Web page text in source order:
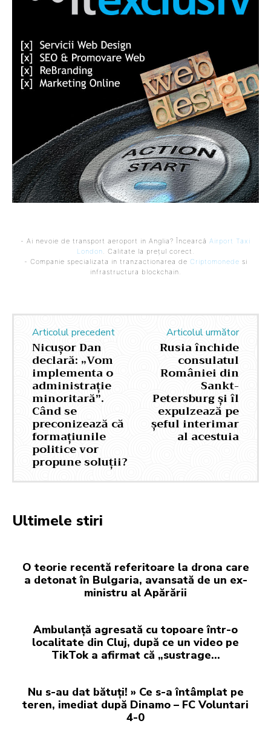
- Ai nevoie de transport aeroport in Anglia? Încearcă Airport Taxi
London. Calitate la prețul corect.
- Companie specializata in tranzactionarea de Criptomonede si
infrastructura blockchain.
Articolul precedent
Nicușor Dan
declară: „Vom
implementa o
administrație
minoritară”.
Când se
preconizează că
formațiunile
politice vor
propune soluții?
Articolul următor
Rusia închide
consulatul
României din
Sankt-
Petersburg și îl
expulzează pe
șeful interimar
al acestuia
Ultimele stiri
O teorie recentă referitoare la drona care
a detonat în Bulgaria, avansată de un ex-
ministru al Apărării
Ambulanță agresată cu topoare într-o
localitate din Cluj, după ce un video pe
TikTok a afirmat că „sustrage…
Nu s-au dat bătuți! » Ce s-a întâmplat pe
teren, imediat după Dinamo – FC Voluntari
4-0